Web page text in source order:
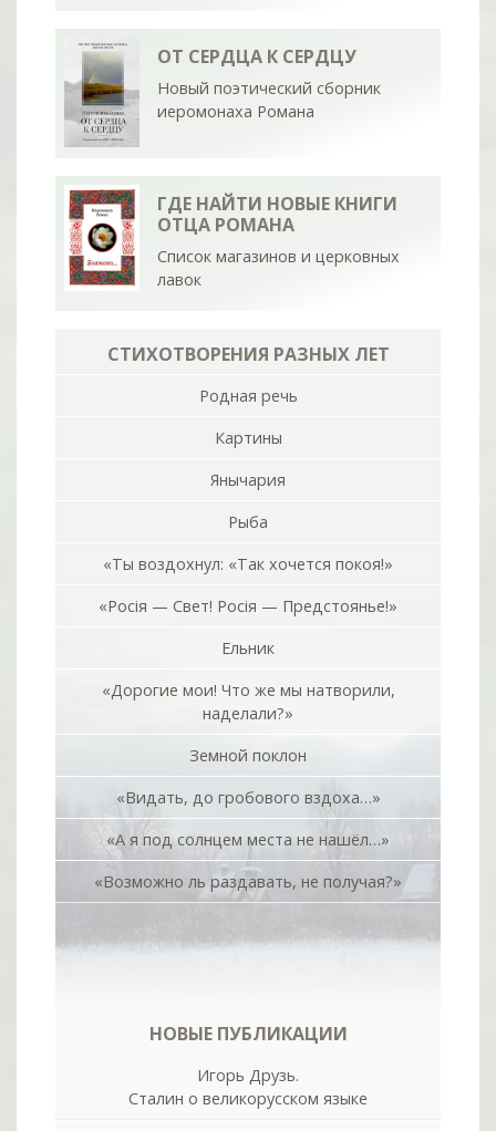
ОТ СЕРДЦА К СЕРДЦУ
Новый поэтический сборник
иеромонаха Романа
ГДЕ НАЙТИ НОВЫЕ КНИГИ
ОТЦА РОМАНА
Список магазинов и церковных
лавок
СТИХОТВОРЕНИЯ РАЗНЫХ ЛЕТ
Родная речь
Картины
Янычария
Рыба
«Ты воздохнул: «Так хочется покоя!»
«Росiя — Свет! Росiя — Предстоянье!»
Ельник
«Дорогие мои! Что же мы натворили,
наделали?»
Земной поклон
«Видать, до гробового вздоха…»
«А я под солнцем места не нашёл…»
«Возможно ль раздавать, не получая?»
НОВЫЕ ПУБЛИКАЦИИ
Игорь Друзь.
Сталин о великорусском языке